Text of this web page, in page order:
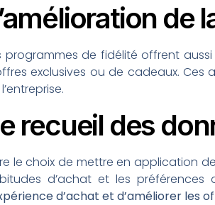
de
programmes de fidélité offrent
exclusives ou de cadeaux.
recueil des
le choix de mettre en application
d’achat et les préférences
d’achat et d’améliorer les